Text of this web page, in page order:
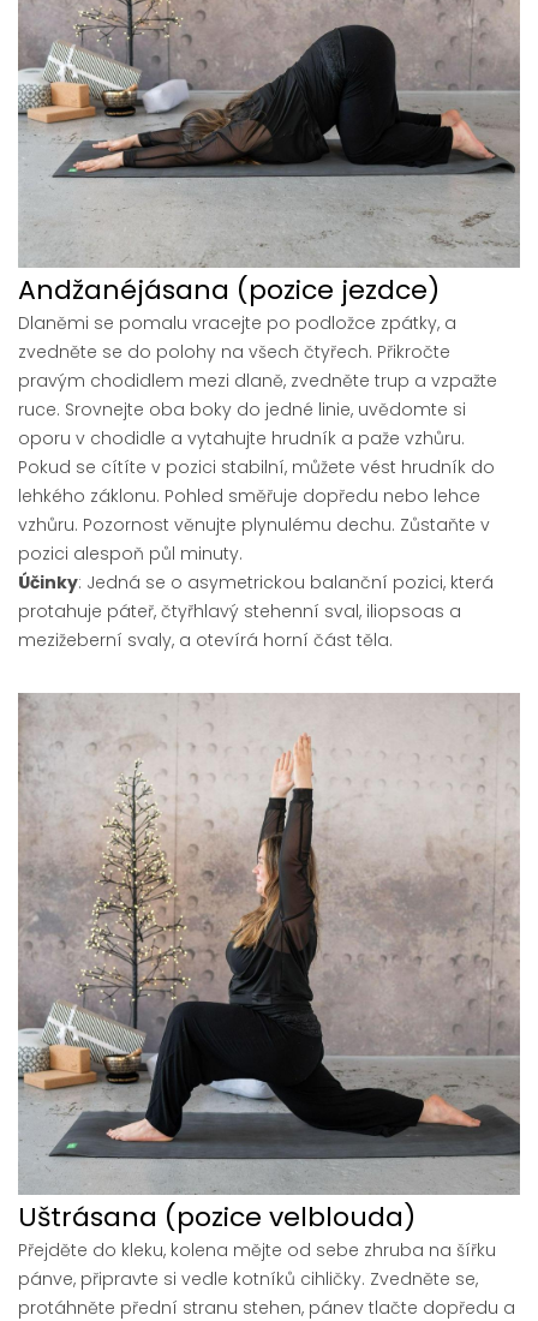
Andžanéjásana (pozice jezdce)
Dlaněmi se pomalu vracejte po podložce zpátky, a
zvedněte se do polohy na všech čtyřech. Přikročte
pravým chodidlem mezi dlaně, zvedněte trup a vzpažte
ruce. Srovnejte oba boky do jedné linie, uvědomte si
oporu v chodidle a vytahujte hrudník a paže vzhůru.
Pokud se cítíte v pozici stabilní, můžete vést hrudník do
lehkého záklonu. Pohled směřuje dopředu nebo lehce
vzhůru. Pozornost věnujte plynulému dechu. Zůstaňte v
pozici alespoň půl minuty.
Účinky: Jedná se o asymetrickou balanční pozici, která
protahuje páteř, čtyřhlavý stehenní sval, iliopsoas a
mezižeberní svaly, a otevírá horní část těla.
Uštrásana (pozice velblouda)
Přejděte do kleku, kolena mějte od sebe zhruba na šířku
pánve, připravte si vedle kotníků cihličky. Zvedněte se,
protáhněte přední stranu stehen, pánev tlačte dopředu a